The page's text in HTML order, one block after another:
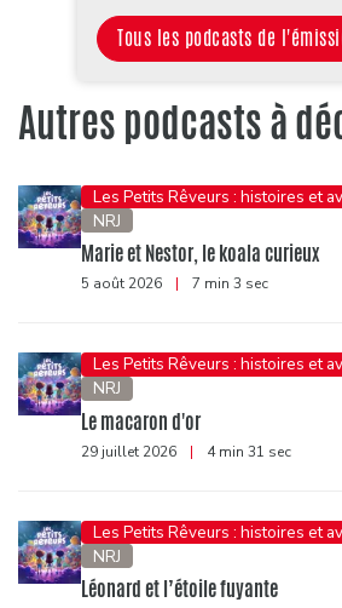
Tous les podcasts de
Autres podcasts à
Les Petits Rêveurs : histoires et
NRJ
Marie et Nestor, le koala curieux
5 août 2026 | 7 min 3 sec
Les Petits Rêveurs : histoires et
NRJ
Le macaron d'or
29 juillet 2026 | 4 min 31 sec
Les Petits Rêveurs : histoires et
NRJ
Léonard et l’étoile fuyante